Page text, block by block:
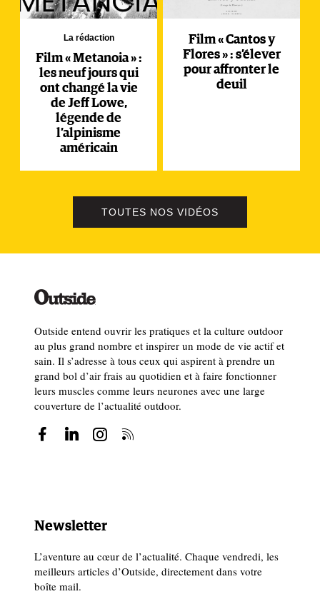
La rédaction
Film « Metanoia » :
les neuf jours qui
ont changé la vie
de Jeff Lowe,
légende de
l’alpinisme
américain
Film « Cantos y
Flores » : s’élever
pour affronter le
deuil
TOUTES NOS VIDÉOS
Outside entend ouvrir les pratiques et la culture outdoor
au plus grand nombre et inspirer un mode de vie actif et
sain. Il s’adresse à tous ceux qui aspirent à prendre un
grand bol d’air frais au quotidien et à faire fonctionner
leurs muscles comme leurs neurones avec une large
couverture de l’actualité outdoor.
Newsletter
L’aventure au cœur de l’actualité. Chaque vendredi, les
meilleurs articles d’Outside, directement dans votre
boîte mail.